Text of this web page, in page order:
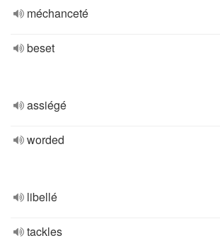
méchanceté
beset
assiégé
worded
libellé
tackles